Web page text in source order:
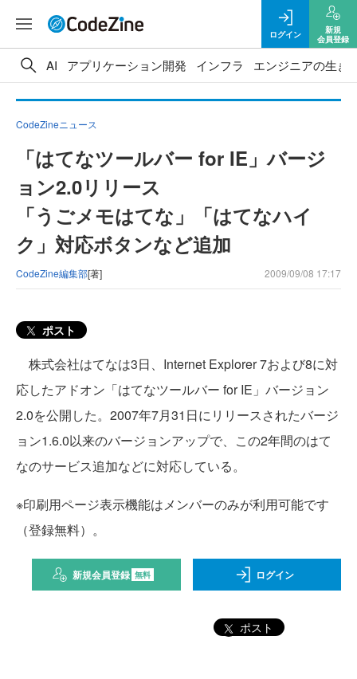
ログイン
新規
会員登録
AI アプリケーション開発 インフラ エンジニアの生き
CodeZineニュース
「はてなツールバー for IE」バージ
ョン2.0リリース
「うごメモはてな」「はてなハイ
ク」対応ボタンなど追加
CodeZine編集部[著] 2009/09/08 17:17
ポスト
株式会社はてなは3日、Internet Explorer 7および8に対
応したアドオン「はてなツールバー for IE」バージョン
2.0を公開した。2007年7月31日にリリースされたバージ
ョン1.6.0以来のバージョンアップで、この2年間のはて
なのサービス追加などに対応している。
※印刷用ページ表示機能はメンバーのみが利用可能です
（登録無料）。
新規会員登録 無料 ログイン
ポスト